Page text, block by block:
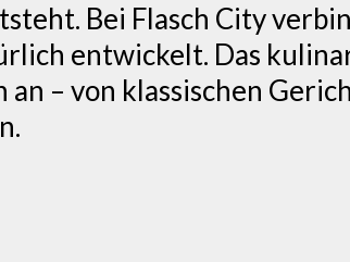
Bei Flasch City
entwickelt. Das
– von klassischen